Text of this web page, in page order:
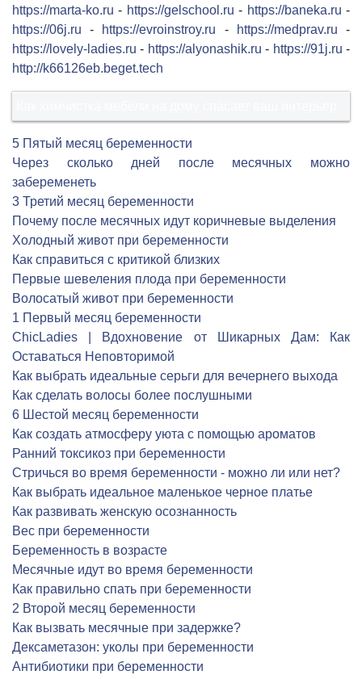
https://marta-ko.ru - https://gelschool.ru - https://baneka.ru -
https://06j.ru - https://evroinstroy.ru - https://medprav.ru -
https://lovely-ladies.ru - https://alyonashik.ru - https://91j.ru -
http://k66126eb.beget.tech
5 Пятый месяц беременности
Через сколько дней после месячных можно
забеременеть
3 Третий месяц беременности
Почему после месячных идут коричневые выделения
Холодный живот при беременности
Как справиться с критикой близких
Первые шевеления плода при беременности
Волосатый живот при беременности
1 Первый месяц беременности
ChicLadies | Вдохновение от Шикарных Дам: Как
Оставаться Неповторимой
Как выбрать идеальные серьги для вечернего выхода
Как сделать волосы более послушными
6 Шестой месяц беременности
Как создать атмосферу уюта с помощью ароматов
Ранний токсикоз при беременности
Стричься во время беременности - можно ли или нет?
Как выбрать идеальное маленькое черное платье
Как развивать женскую осознанность
Вес при беременности
Беременность в возрасте
Месячные идут во время беременности
Как правильно спать при беременности
2 Второй месяц беременности
Как вызвать месячные при задержке?
Дексаметазон: уколы при беременности
Антибиотики при беременности